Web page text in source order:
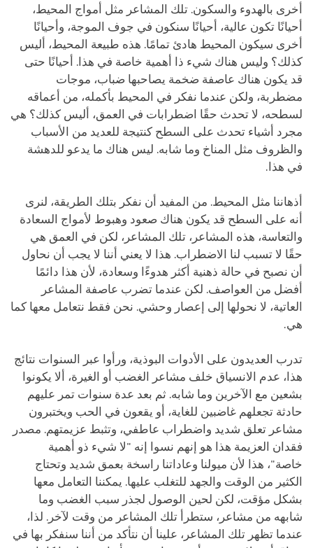
أخرى بالهدوء والسكون. تلك المشاعر مثل أمواج المحيط،
أحيانًا تكون عالية، أحيانًا سنكون في جوف الموجة، وأحيانًا
أخرى سيكون المحيط هادئ تمامًا. هذه طبيعة المحيط، أليس
كذلك؟ وليس هناك شيء ذا أهمية خاصة في هذا. أحيانًا حتى
قد يكون هناك عاصفة ضخمة يصاحبها ضباب، موجات
مضطربة، ولكن عندما نفكر في المحيط بأكمله، من أعماقه
لسطحه، لا تحدث حقًا اضطرابات في العمق، أليس كذلك؟ هي
مجرد أشياء تحدث على السطح كنتيجة للعديد من الأسباب
والظروف مثل المناخ وما شابه. ليس هناك ما يدعو للدهشة
في هذا.
أذهاننا مثل المحيط. من المفيد أن نفكر بتلك الطريقة، لنرى
أنه على السطح قد يكون هناك صعود وهبوط لأمواج السعادة
والتعاسة، هذه المشاعر، تلك المشاعر، لكن في العمق هي
حقًا لا تسبب لنا الاضطراب. هذا لا يعني أننا لا يجب أن نحاول
أن نصبح في حالة ذهنية أكثر هدوءًا وسعادة، لأن هذا دائمًا
أفضل من العواصف. لكن عندما تضرب عاصفة المشاعر
العاتية، لا نحولها إلى إعصار وحشي. نحن فقط نتعامل معها كما
هي.
تدرب العديدون على الأدوات البوذية، ورأوا عبر السنوات نتائج
هذا، عدم الانسياق خلف مشاعر الغضب أو الغيرة، ألا يكونوا
بشعين مع الآخرين وما شابه. ثم بعد عدة سنوات تمر عليهم
حادثة تجعلهم غاضبين للغاية، أو يقعون في الحب ويختبرون
مشاعر تعلق شديد واضطراب عاطفي، وتثبط عزيمتهم. مصدر
فقدان العزيمة هذا هو إنهم نسوا إنه "لا شيء ذو أهمية
خاصة"، هذا لأن ميولنا وعاداتنا راسخة بعمق شديد وتحتاج
الكثير من الوقت والجهد للتغلب عليها. يمكننا التعامل معها
بشكل مؤقت، لكن لحين الوصول لجذر سبب الغضب وما
شابهه من مشاعر، ستطرأ تلك المشاعر من وقت لآخر. لذا،
عندما تظهر تلك المشاعر، علينا أن نتأكد من أننا سنفكر بها في